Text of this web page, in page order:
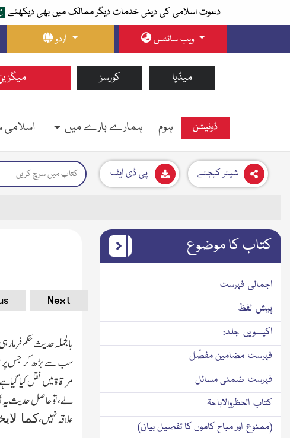
دعوت اسلامی کی دینی خدمات دیگر ممالک میں بھی دیکھئے
اردو
ویب سائٹس
کورسز میڈیا
ہوم ہمارے بارے میں اسلامی ڈونیشن
پی ڈی ایف شیئر کیجئے
Next
بالجملہ حدیث حکم
سب سے بڑھ کر جس
مرقاۃ میں نقل کیا
لے،تو حاصل حدیث یہ
علاقہ نہیں،کما
کتاب کا موضوع
اجمالی فہرست
پیش لفظ
اکیسویں جلد:
فہرست مضامین مفصّل
فہرست ضمنی مسائل
کتاب الحظروالاباحۃ
(ممنوع اور مباح کاموں کا تفصیل بیان)